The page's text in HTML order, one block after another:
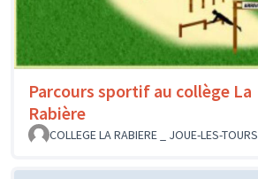
Parcours sportif au collège La
Rabière
COLLEGE LA RABIERE _ JOUE-LES-TOURS